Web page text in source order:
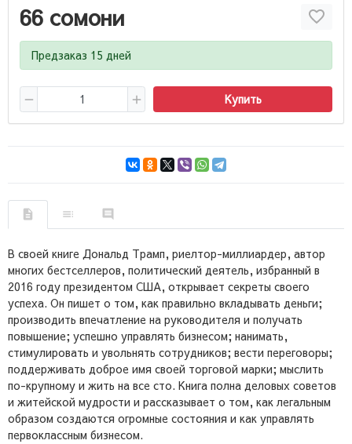
66 сомони
Предзаказ 15 дней
Купить
В своей книге Дональд Трамп, риелтор-миллиардер, автор
многих бестселлеров, политический деятель, избранный в
2016 году президентом США, открывает секреты своего
успеха. Он пишет о том, как правильно вкладывать деньги;
производить впечатление на руководителя и получать
повышение; успешно управлять бизнесом; нанимать,
стимулировать и увольнять сотрудников; вести переговоры;
поддерживать доброе имя своей торговой марки; мыслить
по-крупному и жить на все сто. Книга полна деловых советов
и житейской мудрости и рассказывает о том, как легальным
образом создаются огромные состояния и как управлять
первоклассным бизнесом.